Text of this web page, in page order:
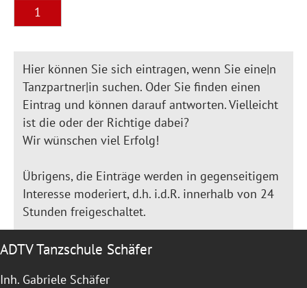
1
Hier können Sie sich eintragen, wenn Sie eine|n
Tanzpartner|in suchen. Oder Sie finden einen
Eintrag und können darauf antworten. Vielleicht
ist die oder der Richtige dabei?
Wir wünschen viel Erfolg!
Übrigens, die Einträge werden in gegenseitigem
Interesse moderiert, d.h. i.d.R. innerhalb von 24
Stunden freigeschaltet.
ADTV Tanzschule Schäfer
Inh. Gabriele Schäfer